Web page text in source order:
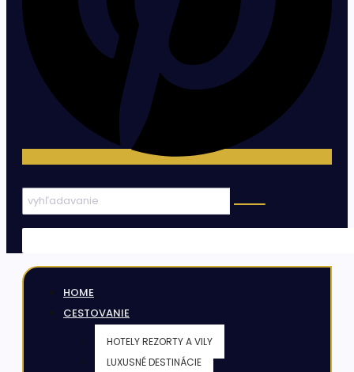
HOME
CESTOVANIE
HOTELY REZORTY A VILY
LUXUSNÉ DESTINÁCIE